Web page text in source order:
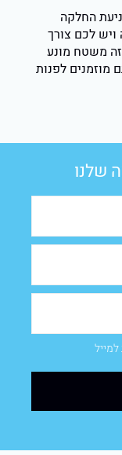
החלקה
ויש לכם צורך
משטח מונע
לפנות
שלנו